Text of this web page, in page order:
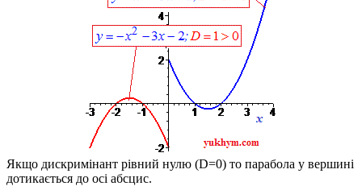
Якщо дискримінант рівний нулю (D=0) то парабола у вершині
дотикається до осі абсцис.